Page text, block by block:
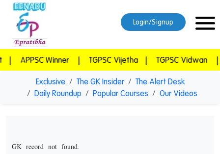
Exclusive The GK Insider
The Alert Desk
Daily Roundup
Popular Courses Our Videos
GK record not found.
Login/Signup
APPSC Winner | TGPSC Vijetha | TGPSC Vidwan |